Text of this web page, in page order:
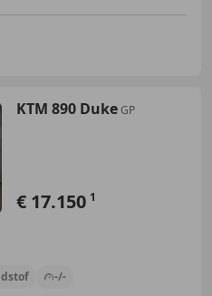
KTM 890 DukeGP
€ 17.150 1
-/-